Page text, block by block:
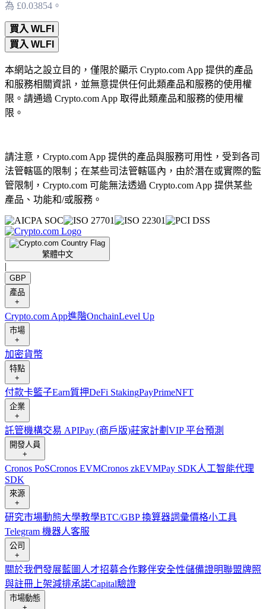
為 £0.03854。
買入 WLFI
買入 WLFI
本網站之設立目的，僅限於顯示 Crypto.com App 提供的產品
和服務相關資訊，並無意提供任何此類產品和服務的使用權
限。請通過 Crypto.com App 取得此類產品和服務的使用權
限。
請注意，Crypto.com App 提供的產品與服務可用性，受到各司
法管轄區的限制；在某些司法管轄區內，由於潛在或實際的監
管限制，Crypto.com 可能無法透過 Crypto.com App 提供某些
產品、功能和/或服務。
繁體中文
|
GBP
產品
+
Crypto.com App進階OnchainLevel Up
市場
+
加密貨幣
特點
+
付款卡籃子Earn質押DeFi StakingPayPrimeNFT
企業
+
託管機構交易 APIPay (商戶版)莊家計劃 VIP 平台預測
開發人員
+
Cronos PoSCronos EVMCronos zkEVMPay SDK人工智能代理
SDK
來源
+
研究市場動態大學教學BTC/GBP 換算器詞彙價格小工具
Telegram 機器人客服
公司
+
關於我們發展藍圖 人才招募合作夥伴安全性儲備證明聯盟牌照
與註冊 上架減排承諾Capital驗證
市場動態